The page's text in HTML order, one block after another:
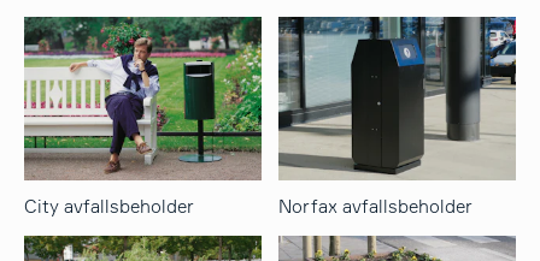
City avfallsbeholder Norfax avfallsbeholder